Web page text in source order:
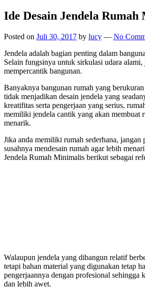
Ide Desain Jendela
Posted on Juli 30, 2017 by lucy — No
Jendela adalah bagian penting dalam
Selain fungsinya untuk sirkulasi udara alami,
mempercantik bangunan.
Banyaknya bangunan rumah yang
tidak menjadikan desain jendela yang
kreatifitas serta pengerjaan yang serius,
memiliki jendela cantik yang akan membuat
menarik.
Jika anda memiliki rumah sederhana, jangan
susahnya mendesain rumah agar lebih
Jendela Rumah Minimalis berikut sebagai
Walaupun jendela yang dibangun relatif
tetapi bahan material yang digunakan tetap
pengerjaannya dengan profesional sehingga
dan lebih awet.